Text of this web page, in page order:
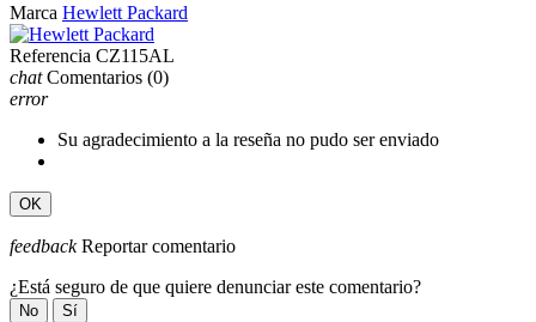
Marca Hewlett Packard
Referencia CZ115AL
chat Comentarios (0)
error
Su agradecimiento a la reseña no pudo ser enviado
OK
feedback Reportar comentario
¿Está seguro de que quiere denunciar este comentario?
No Sí